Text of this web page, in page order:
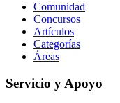
Comunidad
Concursos
Artículos
Categorías
Áreas
Servicio y Apoyo